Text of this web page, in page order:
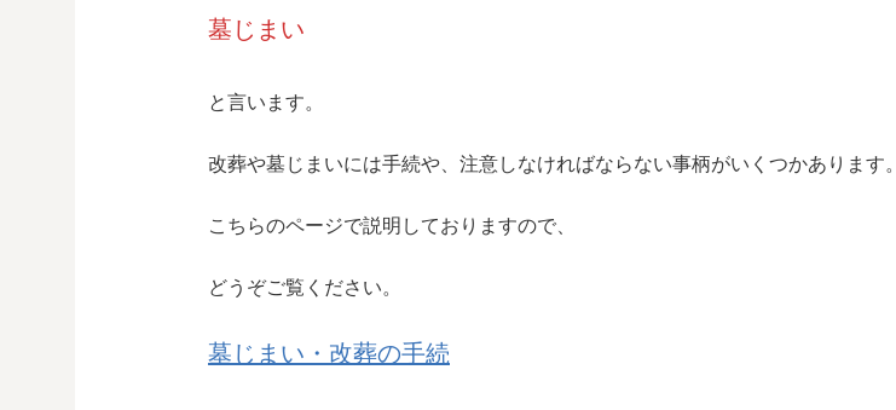
墓じまい
と言います。
改葬や墓じまいには手続や、注意しなければならない事柄がいくつかあります。
こちらのページで説明しておりますので、
どうぞご覧ください。
墓じまい・改葬の手続